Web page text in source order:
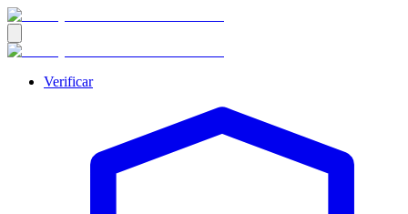
Verificar